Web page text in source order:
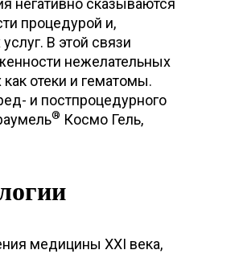
негативно сказываются
процедурой и,
В этой связи
нежелательных
отеки и гематомы.
и постпроцедурного
® Космо Гель,
медицины XXI века,